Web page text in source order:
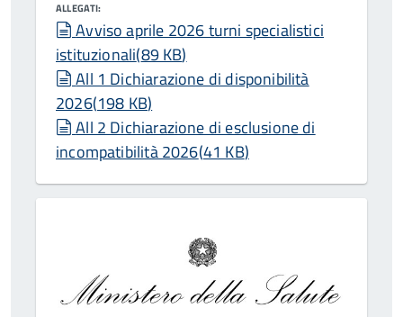
ALLEGATI:
document
Avviso aprile 2026 turni specialistici
istituzionali(89 KB)
document
All 1 Dichiarazione di disponibilità
2026(198 KB)
document
All 2 Dichiarazione di esclusione di
incompatibilità 2026(41 KB)